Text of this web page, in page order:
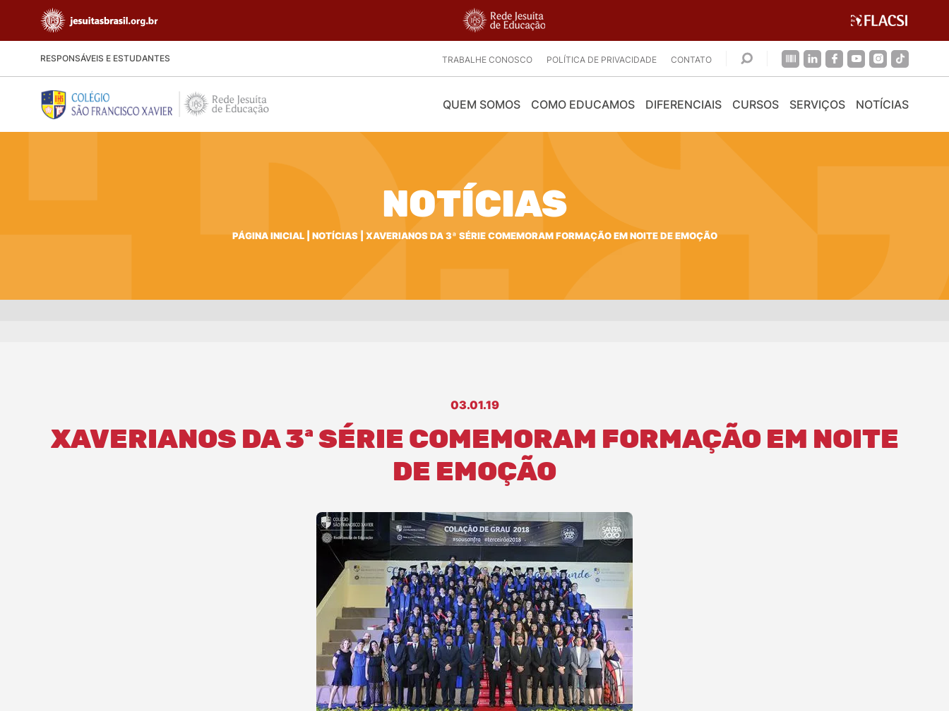
RESPONSÁVEIS E ESTUDANTES TRABALHE CONOSCO POLÍTICA DE PRIVACIDADE CONTATO
QUEM SOMOS COMO EDUCAMOS DIFERENCIAIS CURSOS SERVIÇOS NOTÍCIAS
NOTÍCIAS
PÁGINA INICIAL| NOTÍCIAS| XAVERIANOS DA 3ª SÉRIE COMEMORAM FORMAÇÃO EM NOITE DE EMOÇÃO
03.01.19
XAVERIANOS DA 3ª SÉRIE COMEMORAM FORMAÇÃO EM NOITE
DE EMOÇÃO